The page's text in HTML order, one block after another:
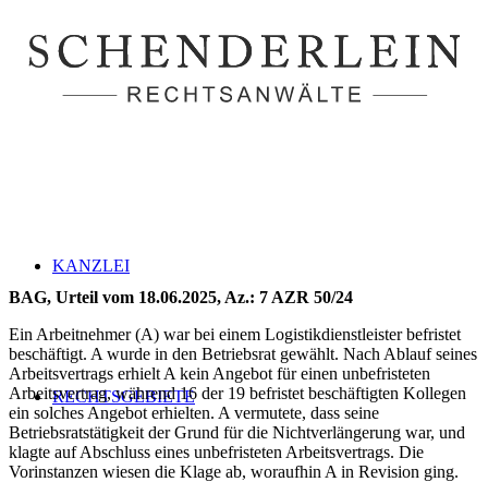
KANZLEI
RECHTSGEBIETE
BAG, Urteil vom 18.06.2025, Az.: 7 AZR 50/24
Ein Arbeitnehmer (A) war bei einem Logistikdienstleister befristet
beschäftigt. A wurde in den Betriebsrat gewählt. Nach Ablauf seines
Arbeitsvertrags erhielt A kein Angebot für einen unbefristeten
Arbeitsvertrag, während 16 der 19 befristet beschäftigten Kollegen
ein solches Angebot erhielten. A vermutete, dass seine
Betriebsratstätigkeit der Grund für die Nichtverlängerung war, und
klagte auf Abschluss eines unbefristeten Arbeitsvertrags. Die
Vorinstanzen wiesen die Klage ab, woraufhin A in Revision ging.